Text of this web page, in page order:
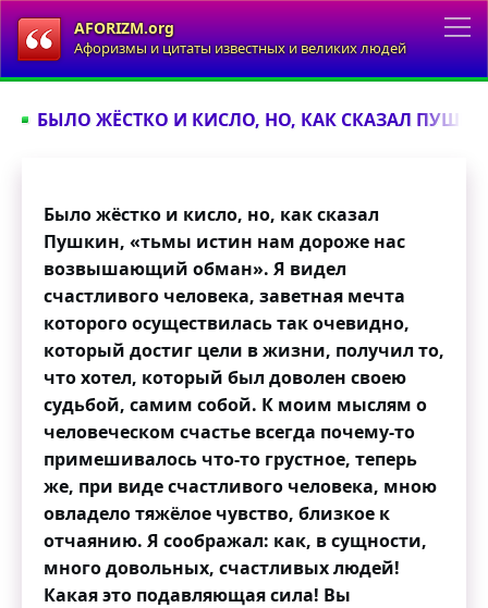
AFORIZM.org
Афоризмы и цитаты известных и великих людей
БЫЛО ЖЁСТКО И КИСЛО, НО, КАК СКАЗАЛ
Было жёстко и кисло, но, как сказал
Пушкин, «тьмы истин нам дороже нас
возвышающий обман». Я видел
счастливого человека, заветная мечта
которого осуществилась так очевидно,
который достиг цели в жизни, получил то,
что хотел, который был доволен своею
судьбой, самим собой. К моим мыслям о
человеческом счастье всегда почему-то
примешивалось что-то грустное, теперь
же, при виде счастливого человека, мною
овладело тяжёлое чувство, близкое к
отчаянию. Я соображал: как, в сущности,
много довольных, счастливых людей!
Какая это подавляющая сила! Вы